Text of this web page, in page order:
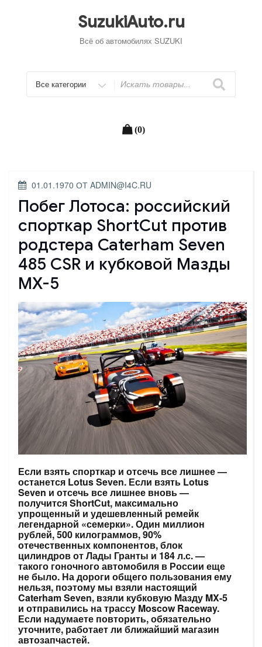
SuzukiAuto.ru
Всё об автомобилях SUZUKI
Искать
(0)
ОПУБЛИКОВАНО
01.01.1970 ОТ ADMIN@I4C.RU
Побег Лотоса: российский
спорткар ShortCut против
родстера Caterham Seven
485 CSR и кубковой Мазды
MX-5
Если взять спорткар и отсечь все лишнее —
останется Lotus Seven. Если взять Lotus
Seven и отсечь все лишнее вновь —
получится ShortСut, максимально
упрощенный и удешевленный ремейк
легендарной «семерки». Один миллион
рублей, 500 килограммов, 90%
отечественных компонентов, блок
цилиндров от Лады Гранты и 184 л.с. —
такого гоночного автомобиля в России еще
не было. На дороги общего пользования ему
нельзя, поэтому мы взяли настоящий
Caterham Seven, взяли кубковую Мазду MX-5
и отправились на трассу Moscow Raceway.
Если надумаете повторить, обязательно
уточните, работает ли ближайший магазин
автозапчастей.